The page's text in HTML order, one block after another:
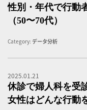
性別・年代で行動
（50〜70代）
Category: データ分析
2025.01.21
休診で婦人科を受
女性はどんな行動